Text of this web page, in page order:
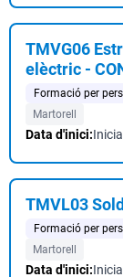
TMVG06
elèctric -
Formació per
Martorell
Data d'inici:
TMVL03
Formació per
Martorell
Data d'inici: